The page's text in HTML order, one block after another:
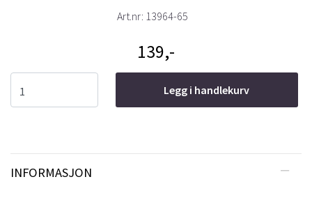
Art.nr: 13964-65
139,-
Legg i handlekurv
INFORMASJON